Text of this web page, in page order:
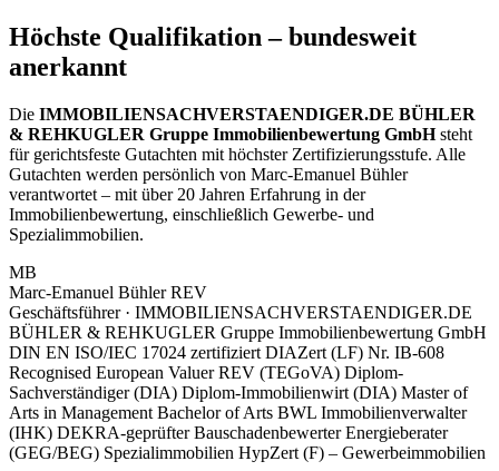
Höchste Qualifikation – bundesweit
anerkannt
Die IMMOBILIENSACHVERSTAENDIGER.DE BÜHLER
& REHKUGLER Gruppe Immobilienbewertung GmbHsteht
für gerichtsfeste Gutachten mit höchster Zertifizierungsstufe. Alle
Gutachten werden persönlich von Marc-Emanuel Bühler
verantwortet – mit über 20 Jahren Erfahrung in der
Immobilienbewertung, einschließlich Gewerbe- und
Spezialimmobilien.
MB
Marc-Emanuel Bühler REV
Geschäftsführer · IMMOBILIENSACHVERSTAENDIGER.DE
BÜHLER & REHKUGLER Gruppe Immobilienbewertung GmbH
DIN EN ISO/IEC 17024 zertifiziert DIAZert (LF) Nr. IB-608
Recognised European Valuer REV (TEGoVA) Diplom-
Sachverständiger (DIA) Diplom-Immobilienwirt (DIA) Master of
Arts in Management Bachelor of Arts BWL Immobilienverwalter
(IHK) DEKRA-geprüfter Bauschadenbewerter Energieberater
(GEG/BEG) Spezialimmobilien HypZert (F) – Gewerbeimmobilien